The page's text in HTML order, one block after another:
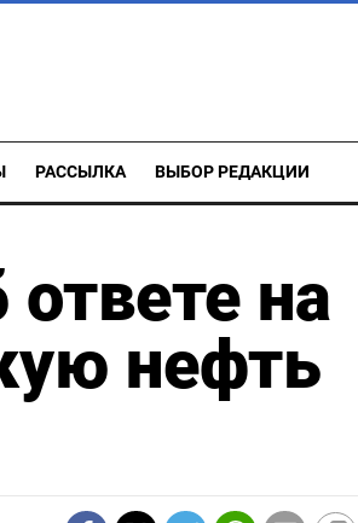
РАССЫЛКА ВЫБОР РЕДАКЦИИ
на
нефть